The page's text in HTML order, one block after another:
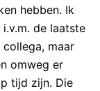
hebben. Ik
de laatste
maar
omweg er
tijd zijn. Die